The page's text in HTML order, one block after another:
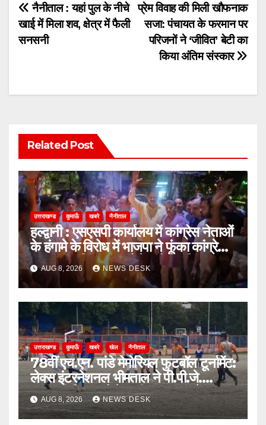
Post
navigation
प्रेम विवाह की मिली खौफनाक
सजा: पंचायत के फरमान पर
परिजनों ने ‘जीवित’ बेटी का
किया अंतिम संस्कार
नैनीताल : यहां पुल के नीचे
खाई में मिला शव, क्षेत्र में फैली
सनसनी
Related Post
उत्तराखण्ड कुमाऊँ खबरे नैनीताल
हल्द्वानी : एसएसपी कार्यालय में कांग्रेस नेताओं
के हंगामे के विरोध में भाजपा ने फूंका कांग्रेस
का पुतला, जिलाध्यक्ष बोले- लोकतांत्रिक
मर्यादाओं का हुआ उल्लंघन
AUG 8, 2026 NEWS DESK
उत्तराखण्ड कुमाऊँ खबरे खेल नैनीताल
78वीं एच.एन. पांडे मेमोरियल फुटबॉल टूर्नामेंट:
लेक्स इंटरनेशनल भीमताल ने पी.पी.जे.
सरस्वती विहार को पेनल्टी शूटआउट में हराकर
सेमीफाइनल में बनाई जगह
AUG 8, 2026 NEWS DESK